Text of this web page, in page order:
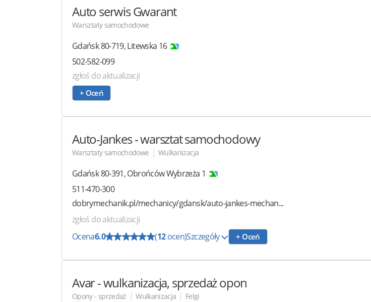
Auto serwis Gwarant
Warsztaty samochodowe
Gdańsk80-719,Litewska 16
502-582-099
zgłoś do aktualizacji
+ Oceń
Auto-Jankes- warsztat samochodowy
Warsztaty samochodowe | Wulkanizacja
Gdańsk80-391,Obrońców Wybrzeża 1
511-470-300
dobrymechanik.pl/mechanicy/gdansk/auto-jankes-mechan...
zgłoś do aktualizacji
Ocena6.0 (12ocen)Szczegóły + Oceń
Avar- wulkanizacja, sprzedaż opon
Opony - sprzedaż | Wulkanizacja | Felgi